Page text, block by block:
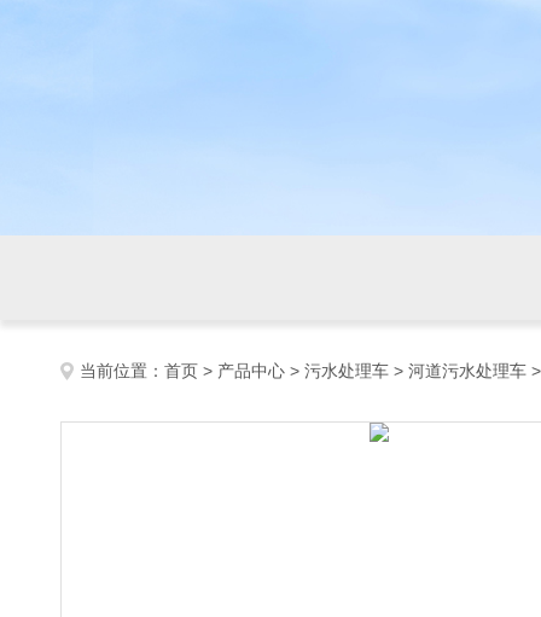
当前位置： 首页 > 产品中心 > 污水处理车 > 河道污水处理车